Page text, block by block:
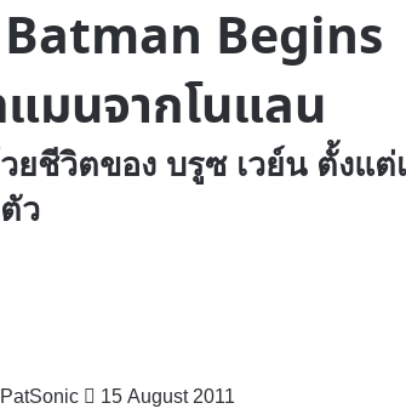
Batman
มนจากโนแลน
ยชีวิตของ บรูซ เวย์น ตั้งแ
ว
PatSonic 15 August 2011